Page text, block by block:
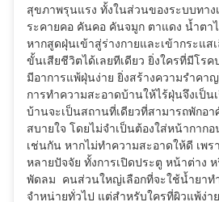
สุขภาพรุนแรง ทั้งในส่วนของระบบทาง
ระคายคอ คันคอ คันจมูก ตาแดง น้ำตา
หากสูดฝุ่นเข้าสู่ร่างกายและเข้ากระแส
ขั้นเสียชีวิตได้เลยทีเดียว ยิ่งใครที่มีโร
มีอาการแพ้ฝุ่นง่าย ยิ่งสร้างความรำคา
การทำความสะอาดบ้านให้ไร้ฝุ่นจึงเป็น
บ้านจะเป็นสถานที่เดียวที่สามารถพักอา
สบายใจ โดยไม่จำเป็นต้องใส่หน้ากา
เช่นกัน หากไม่ทำความสะอาดให้ดี เพร
หลายปัจจัย ทั้งการเปิดประตู หน้าต่าง
พัดลม คนส่วนใหญ่เลือกที่จะใช้น้ำยาท
จำหน่ายทั่วไป แต่สำหรับใครที่ผิวแพ้ง่า